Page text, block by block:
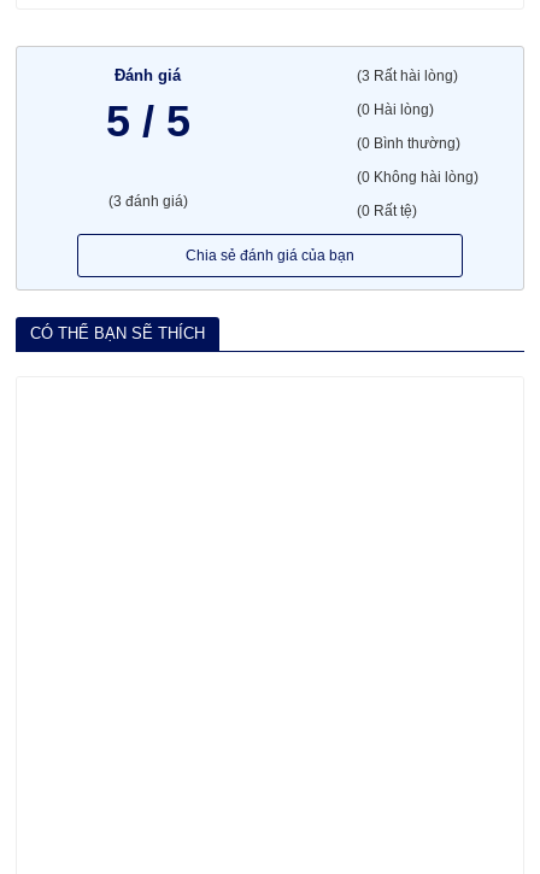
Đánh giá
5 / 5
(3 đánh giá)
(3 Rất hài lòng)
(0 Hài lòng)
(0 Bình thường)
(0 Không hài lòng)
(0 Rất tệ)
Chia sẻ đánh giá của bạn
CÓ THỂ BẠN SẼ THÍCH